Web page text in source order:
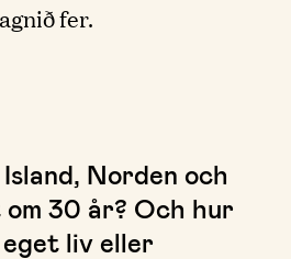
fer.
Norden och
30 år? Och hur
liv eller